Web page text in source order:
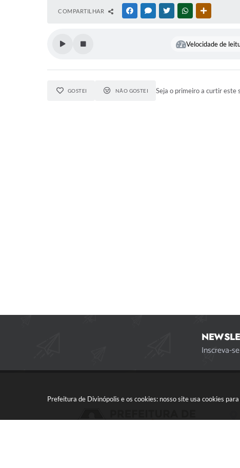
Prefeitura de Divinópolis e os cookies: nosso site usa cookies
COMPARTILHAR FACEBOOKMESSENGER
TWITTERWHATSAPP
Velocidade de
GOSTEI NÃO GOSTEI Seja o primeiro a curtir este
Inscreva-